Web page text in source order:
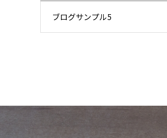
ブログサンプル5